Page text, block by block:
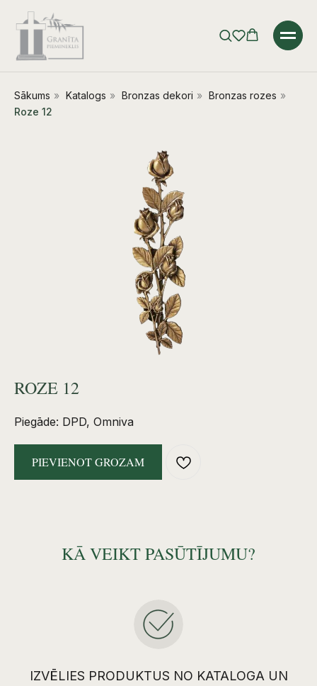
Sākums » Katalogs » Bronzas dekori » Bronzas rozes »
Roze 12
ROZE 12
Piegāde: DPD, Omniva
PIEVIENOT GROZAM
KĀ VEIKT PASŪTĪJUMU?
IZVĒLIES PRODUKTUS NO KATALOGA UN